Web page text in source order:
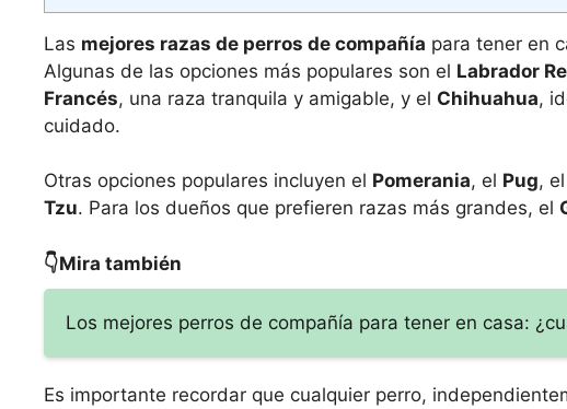
Las mejores razas de perros de compañía para tener en
Algunas de las opciones más populares son el Labrador
Francés, una raza tranquila y amigable, y el Chihuahua,
cuidado.
Otras opciones populares incluyen el Pomerania, el Pug, el
Tzu. Para los dueños que prefieren razas más grandes, el
👇Mira también
Los mejores perros de compañía para tener en casa:
Es importante recordar que cualquier perro,